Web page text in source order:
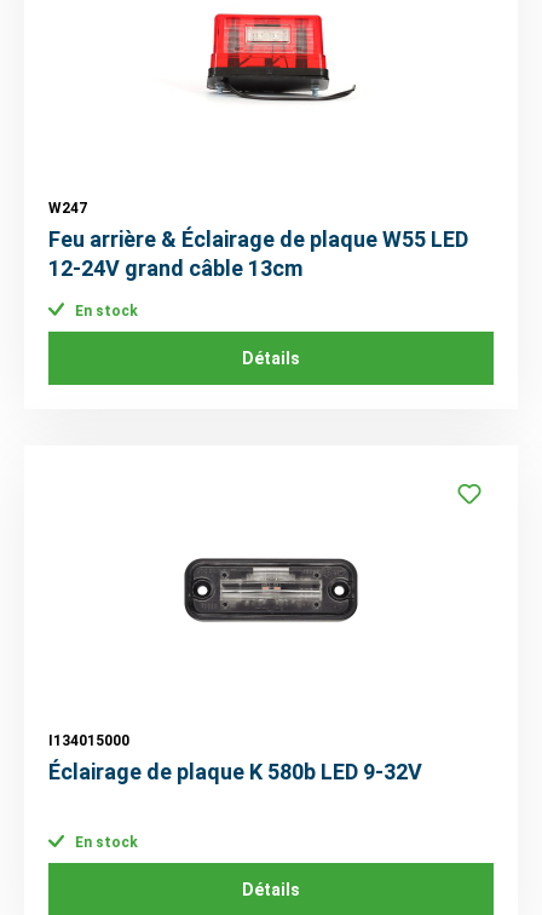
W247
Feu arrière & Éclairage de plaque W55 LED
12-24V grand câble 13cm
En stock
Détails
I134015000
Éclairage de plaque K 580b LED 9-32V
En stock
Détails